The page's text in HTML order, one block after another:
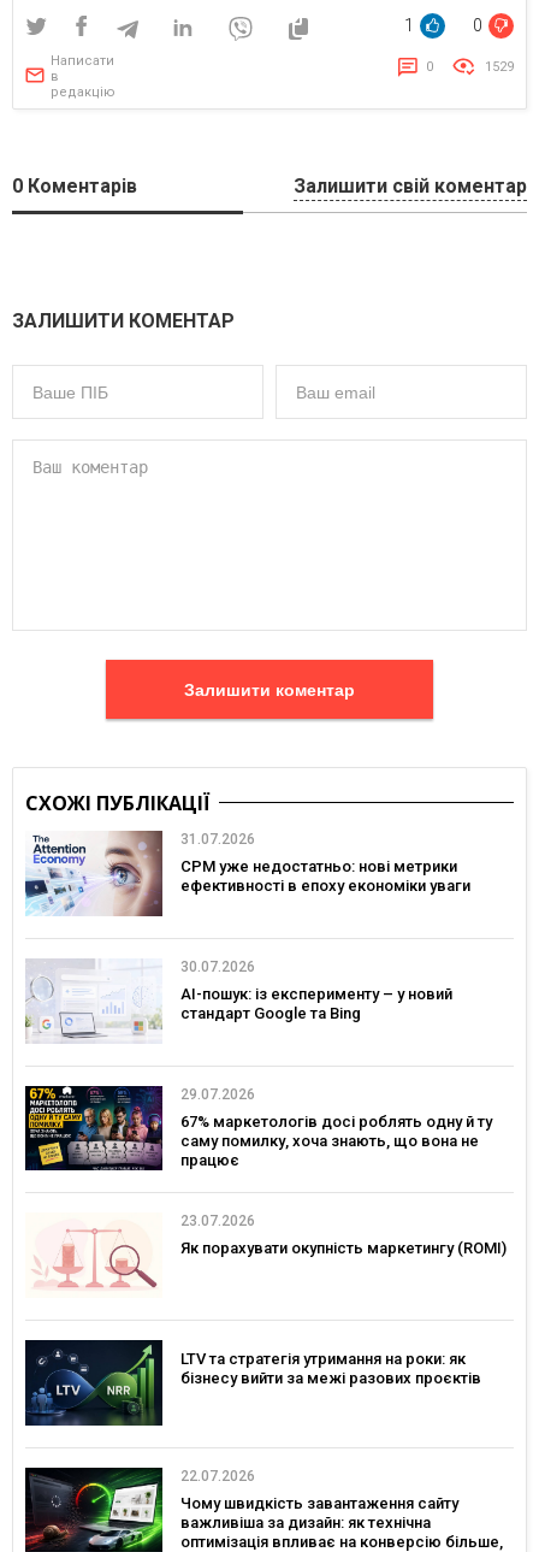
1 0
Написати
в
редакцію
0 1529
0 Коментарів Залишити свій коментар
ЗАЛИШИТИ КОМЕНТАР
Залишити коментар
СХОЖІ ПУБЛІКАЦІЇ
31.07.2026
CPM уже недостатньо: нові метрики
ефективності в епоху економіки уваги
30.07.2026
AI-пошук: із експерименту – у новий
стандарт Google та Bing
29.07.2026
67% маркетологів досі роблять одну й ту
саму помилку, хоча знають, що вона не
працює
23.07.2026
Як порахувати окупність маркетингу (ROMI)
LTV та стратегія утримання на роки: як
бізнесу вийти за межі разових проєктів
22.07.2026
Чому швидкість завантаження сайту
важливіша за дизайн: як технічна
оптимізація впливає на конверсію більше,